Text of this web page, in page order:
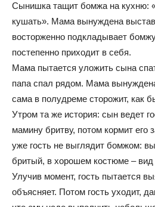
Сынишка тащит бомжа на кухню:
кушать». Мама вынуждена
восторженно подкладывает
постепенно приходит в себя.
Мама пытается уложить сына
папа спал рядом. Мама
сама в полудреме сторожит, как
Утром та же история: сын ведет
мамину бритву, потом кормит его
уже гость не выглядит бомжом:
бритый, в хорошем костюме –
Улучив момент, гость пытается
объясняет. Потом гость уходит,